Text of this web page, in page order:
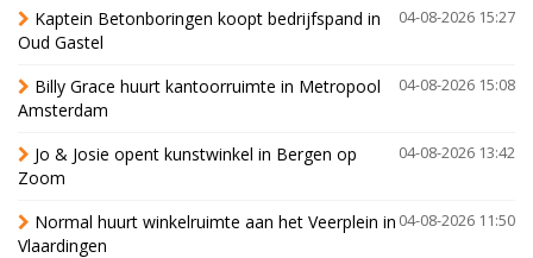
04-08-2026 15:27
Kaptein Betonboringen koopt bedrijfspand in
Oud Gastel
04-08-2026 15:08
Billy Grace huurt kantoorruimte in Metropool
Amsterdam
04-08-2026 13:42
Jo & Josie opent kunstwinkel in Bergen op
Zoom
04-08-2026 11:50
Normal huurt winkelruimte aan het Veerplein in
Vlaardingen